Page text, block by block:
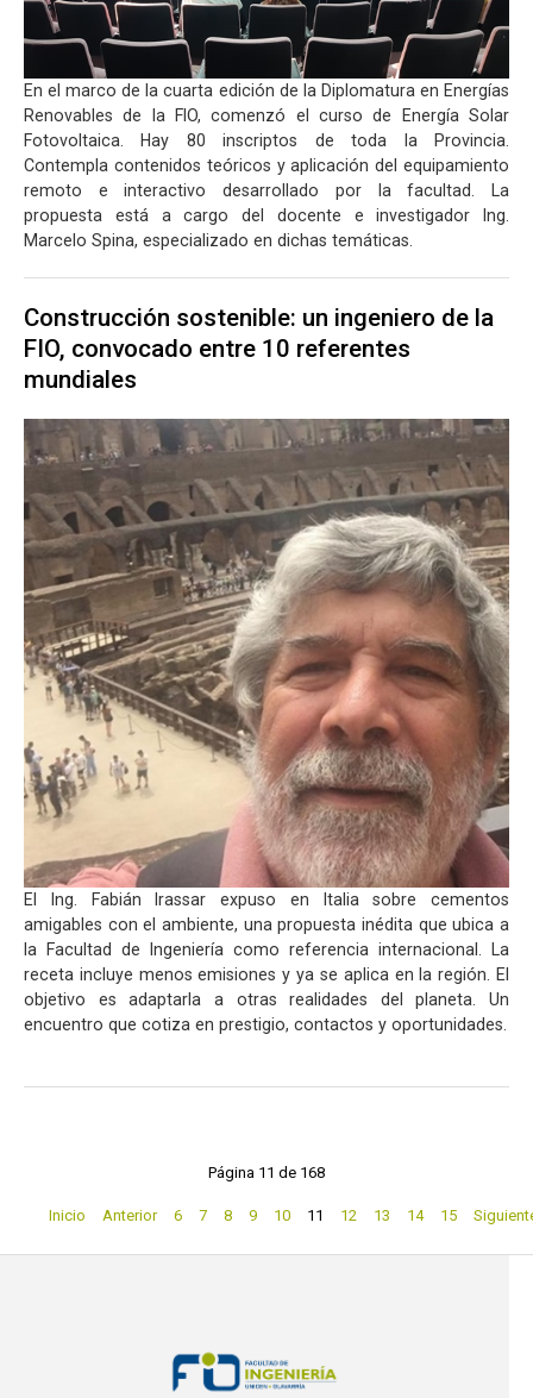
En el marco de la cuarta edición de la Diplomatura en Energías
Renovables de la FIO, comenzó el curso de Energía Solar
Fotovoltaica. Hay 80 inscriptos de toda la Provincia.
Contempla contenidos teóricos y aplicación del equipamiento
remoto e interactivo desarrollado por la facultad. La
propuesta está a cargo del docente e investigador Ing.
Marcelo Spina, especializado en dichas temáticas.
Construcción sostenible: un ingeniero de la
FIO, convocado entre 10 referentes
mundiales
El Ing. Fabián Irassar expuso en Italia sobre cementos
amigables con el ambiente, una propuesta inédita que ubica a
la Facultad de Ingeniería como referencia internacional. La
receta incluye menos emisiones y ya se aplica en la región. El
objetivo es adaptarla a otras realidades del planeta. Un
encuentro que cotiza en prestigio, contactos y oportunidades.
Página 11 de 168
Inicio Anterior 6 7 8 9 10 11 12 13 14 15